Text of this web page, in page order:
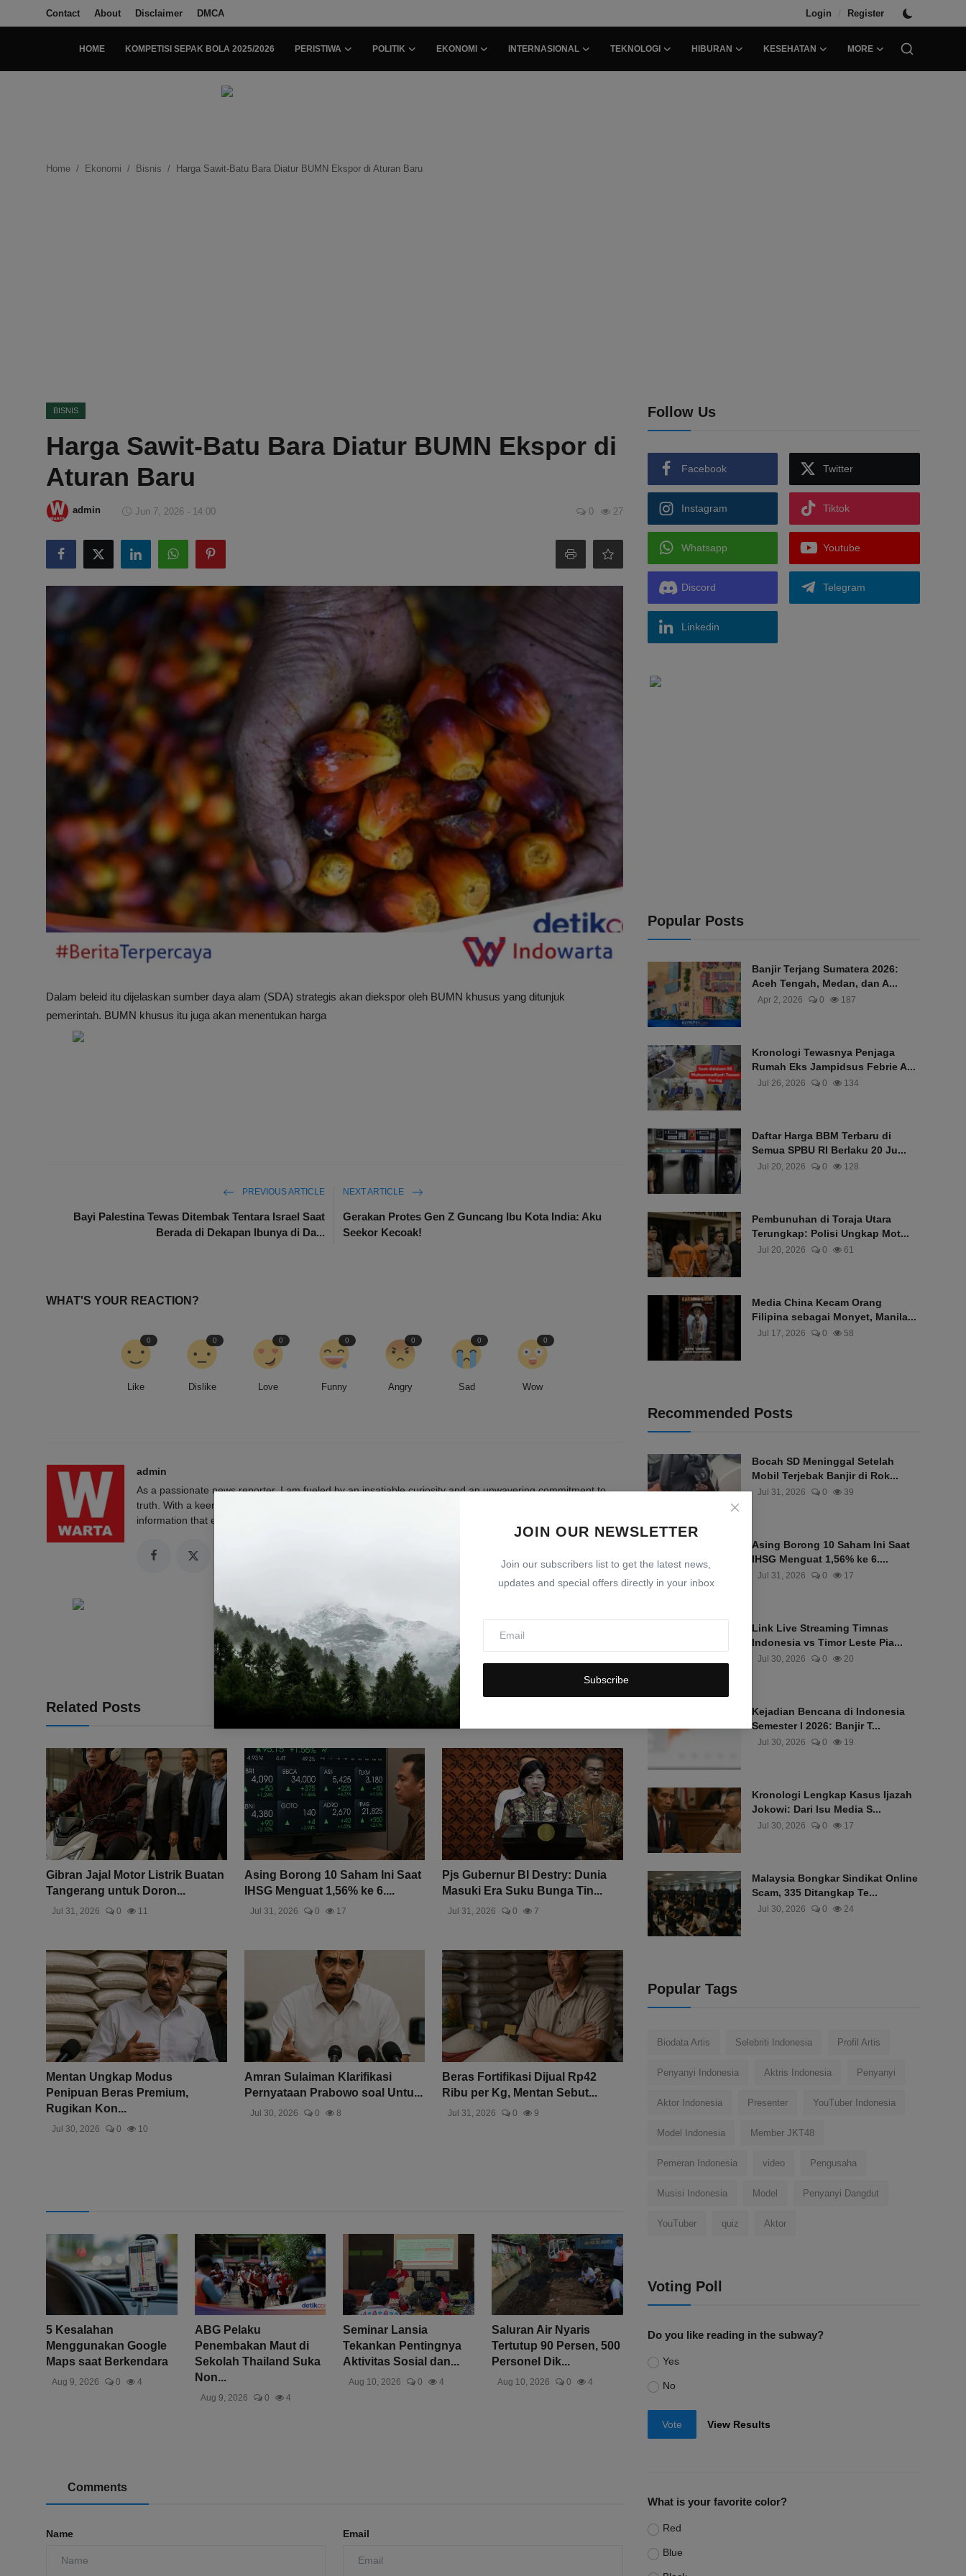
Contact About Disclaimer DMCA Login / Register
HOME KOMPETISI SEPAK BOLA 2025/2026 PERISTIWA POLITIK EKONOMI INTERNASIONAL TEKNOLOGI HIBURAN KESEHATAN MORE
Ekonomi
Internasional
Teknologi
Hiburan
Kesehatan
JOIN OUR NEWSLETTER
Join our subscribers list to get the latest news,
updates and special offers directly in your inbox
Subscribe
Home Ekonomi Bisnis Harga Sawit-Batu Bara Diatur BUMN Ekspor di Aturan Baru
BISNIS
Harga Sawit-Batu Bara Diatur BUMN Ekspor di
Aturan Baru
admin Jun 7, 2026 - 14:00 0 27
Dalam beleid itu dijelaskan sumber daya alam (SDA) strategis akan diekspor oleh BUMN khusus yang ditunjuk
pemerintah. BUMN khusus itu juga akan menentukan harga
PREVIOUS ARTICLE
Bayi Palestina Tewas Ditembak Tentara Israel Saat
Berada di Dekapan Ibunya di Da...
NEXT ARTICLE
Gerakan Protes Gen Z Guncang Ibu Kota India: Aku
Seekor Kecoak!
WHAT'S YOUR REACTION?
Like
0
Dislike
0
Love
0
Funny
0
Angry
0
Sad
0
Wow
0
admin
As a passionate news reporter, I am fueled by an insatiable curiosity and an unwavering commitment to
truth. With a keen eye for detail and a relentless pursuit of stories, I strive to deliver timely and accurate
information that empowers and engages readers.
Related Posts
Gibran Jajal Motor Listrik Buatan
Tangerang untuk Doron...
Jul 31, 2026 0 11
Asing Borong 10 Saham Ini Saat
IHSG Menguat 1,56% ke 6....
Jul 31, 2026 0 17
Pjs Gubernur BI Destry: Dunia
Masuki Era Suku Bunga Tin...
Jul 31, 2026 0 7
Mentan Ungkap Modus
Penipuan Beras Premium,
Rugikan Kon...
Jul 30, 2026 0 10
Amran Sulaiman Klarifikasi
Pernyataan Prabowo soal Untu...
Jul 30, 2026 0 8
Beras Fortifikasi Dijual Rp42
Ribu per Kg, Mentan Sebut...
Jul 31, 2026 0 9
5 Kesalahan
Menggunakan Google
Maps saat Berkendara
Aug 9, 2026 0 4
ABG Pelaku
Penembakan Maut di
Sekolah Thailand Suka
Non...
Aug 9, 2026 0 4
Seminar Lansia
Tekankan Pentingnya
Aktivitas Sosial dan...
Aug 10, 2026 0 4
Saluran Air Nyaris
Tertutup 90 Persen, 500
Personel Dik...
Aug 10, 2026 0 4
Comments
Name Email
Follow Us
Facebook Twitter
Instagram Tiktok
Whatsapp Youtube
Discord Telegram
Linkedin
Popular Posts
Banjir Terjang Sumatera 2026:
Aceh Tengah, Medan, dan A...
Apr 2, 2026 0 187
Kronologi Tewasnya Penjaga
Rumah Eks Jampidsus Febrie A...
Jul 26, 2026 0 134
Daftar Harga BBM Terbaru di
Semua SPBU RI Berlaku 20 Ju...
Jul 20, 2026 0 128
Pembunuhan di Toraja Utara
Terungkap: Polisi Ungkap Mot...
Jul 20, 2026 0 61
Media China Kecam Orang
Filipina sebagai Monyet, Manila...
Jul 17, 2026 0 58
Recommended Posts
Bocah SD Meninggal Setelah
Mobil Terjebak Banjir di Rok...
Jul 31, 2026 0 39
Asing Borong 10 Saham Ini Saat
IHSG Menguat 1,56% ke 6....
Jul 31, 2026 0 17
Link Live Streaming Timnas
Indonesia vs Timor Leste Pia...
Jul 30, 2026 0 20
Kejadian Bencana di Indonesia
Semester I 2026: Banjir T...
Jul 30, 2026 0 19
Kronologi Lengkap Kasus Ijazah
Jokowi: Dari Isu Media S...
Jul 30, 2026 0 17
Malaysia Bongkar Sindikat Online
Scam, 335 Ditangkap Te...
Jul 30, 2026 0 24
Popular Tags
Biodata Artis Selebriti Indonesia Profil Artis
Penyanyi Indonesia Aktris Indonesia Penyanyi
Aktor Indonesia Presenter YouTuber Indonesia
Model Indonesia Member JKT48
Pemeran Indonesia video Pengusaha
Musisi Indonesia Model Penyanyi Dangdut
YouTuber quiz Aktor
Voting Poll
Do you like reading in the subway?
Yes
No
Vote View Results
What is your favorite color?
Red
Blue